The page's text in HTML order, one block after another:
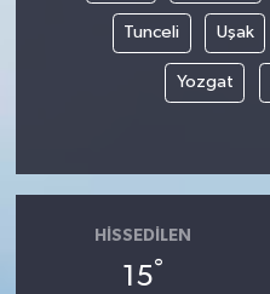
Tunceli Uşak
Yozgat
HISSEDILEN
15°